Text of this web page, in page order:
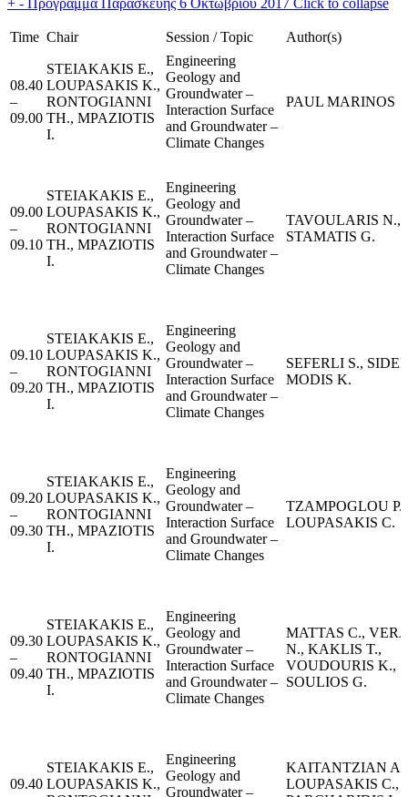
Time Chair Session / Topic Author(s)
08.40
–
09.00
STEIAKAKIS E.,
LOUPASAKIS K.,
RONTOGIANNI
TH., MPAZIOTIS
I.
Engineering
Geology and
Groundwater –
Interaction Surface
and Groundwater –
Climate Changes
PAUL MARINOS
09.00
–
09.10
STEIAKAKIS E.,
LOUPASAKIS K.,
RONTOGIANNI
TH., MPAZIOTIS
I.
Engineering
Geology and
Groundwater –
Interaction Surface
and Groundwater –
Climate Changes
TAVOULARIS N.,
STAMATIS G.
09.10
–
09.20
STEIAKAKIS E.,
LOUPASAKIS K.,
RONTOGIANNI
TH., MPAZIOTIS
I.
Engineering
Geology and
Groundwater –
Interaction Surface
and Groundwater –
Climate Changes
SEFERLI S.,
MODIS K.
09.20
–
09.30
STEIAKAKIS E.,
LOUPASAKIS K.,
RONTOGIANNI
TH., MPAZIOTIS
I.
Engineering
Geology and
Groundwater –
Interaction Surface
and Groundwater –
Climate Changes
TZAMPOGLOU P.,
LOUPASAKIS C.
09.30
–
09.40
STEIAKAKIS E.,
LOUPASAKIS K.,
RONTOGIANNI
TH., MPAZIOTIS
I.
Engineering
Geology and
Groundwater –
Interaction Surface
and Groundwater –
Climate Changes
MATTAS C.,
N., KAKLIS T.,
VOUDOURIS K.,
SOULIOS G.
09.40
STEIAKAKIS E.,
LOUPASAKIS K.,
Engineering
Geology and
Groundwater –
KAITANTZIAN A.,
LOUPASAKIS C.,